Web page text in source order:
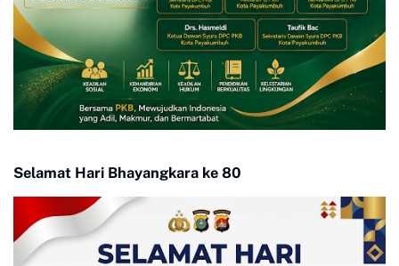
Selamat Hari Bhayangkara ke 80